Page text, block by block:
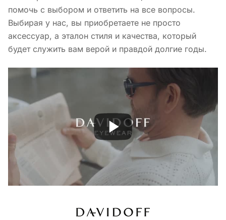
помочь с выбором и ответить на все вопросы.
Выбирая у нас, вы приобретаете не просто
аксессуар, а эталон стиля и качества, который
будет служить вам верой и правдой долгие годы.